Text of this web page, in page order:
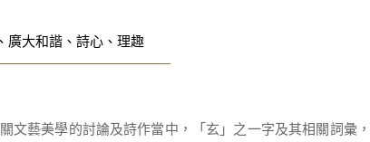
廣大和諧、詩心、理趣
文藝美學的討論及詩作當中，「玄」之一字及其相關詞彙